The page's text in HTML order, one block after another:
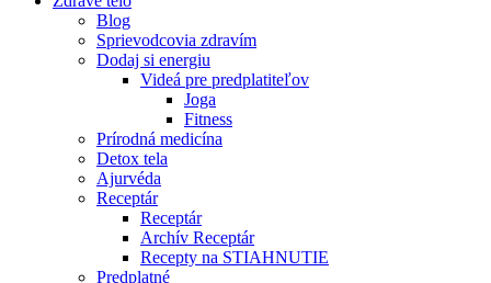
Blog
Sprievodcovia zdravím
Dodaj si energiu
Videá pre predplatiteľov
Joga
Fitness
Prírodná medicína
Detox tela
Ajurvéda
Receptár
Receptár
Archív Receptár
Recepty na STIAHNUTIE
Predplatné